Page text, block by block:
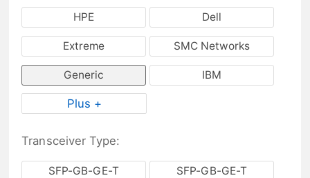
HPE Dell
Extreme SMC Networks
Generic IBM
Plus +
Transceiver Type:
SFP-GB-GE-T SFP-GB-GE-T